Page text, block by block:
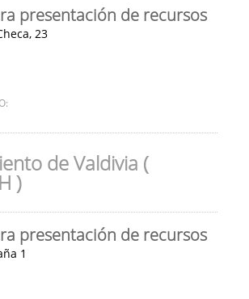
presentación de recursos
23
de Valdivia (
)
presentación de recursos
1